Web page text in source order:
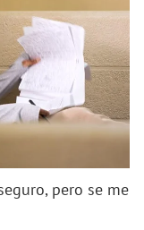
pero se me